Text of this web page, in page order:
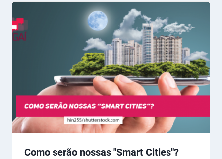
Como serão nossas "Smart Cities"?